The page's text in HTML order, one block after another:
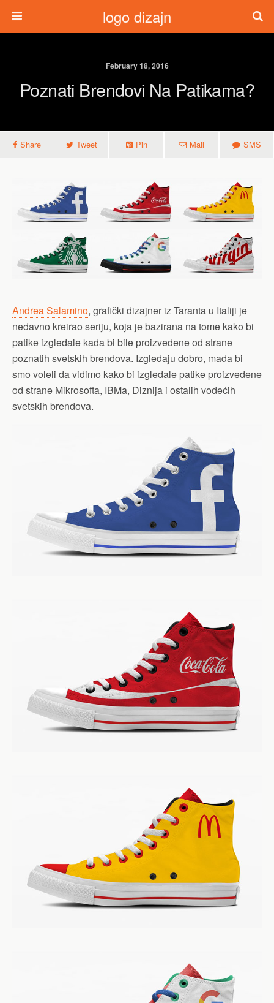
logo dizajn
February 18, 2016
Poznati Brendovi Na Patikama?
Share Tweet Pin Mail SMS
Andrea Salamino, grafički dizajner iz Taranta u Italiji je
nedavno kreirao seriju, koja je bazirana na tome kako bi
patike izgledale kada bi bile proizvedene od strane
poznatih svetskih brendova. Izgledaju dobro, mada bi
smo voleli da vidimo kako bi izgledale patike proizvedene
od strane Mikrosofta, IBMa, Diznija i ostalih vodećih
svetskih brendova.